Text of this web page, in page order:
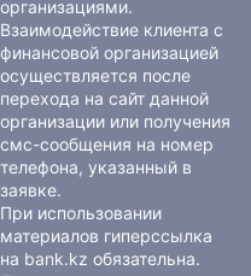
организациями.
Взаимодействие клиента с
финансовой организацией
осуществляется после
перехода на сайт данной
организации или получения
смс-сообщения на номер
телефона, указанный в
заявке.
При использовании
материалов гиперссылка
на bank.kz обязательна.